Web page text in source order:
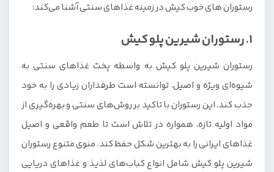
رستوران های خوب کیش در زمینه غذاهای سنتی آشنا می‌کند:
1. رستوران شیرین پلو کیش
رستوران شیرین پلو کیش به واسطه پخت غذاهای سنتی به
شیوه‌ای ویژه و اصیل، توانسته است طرفداران زیادی را به خود
جذب کند. این رستوران با تاکید بر روش‌های سنتی و بهره‌گیری از
مواد اولیه تازه، همواره در تلاش است تا طعم واقعی و اصیل
غذاهای ایرانی را به بهترین شکل حفظ کند. منوی متنوع رستوران
شیرین پلو کیش شامل انواع کباب‌های لذیذ و غذاهای دریایی